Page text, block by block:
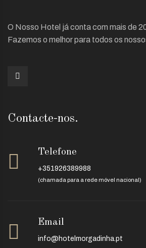
O Nosso Hotel já conta com mais de
Fazemos o melhor para todos os
Contacte-nos.
Telefone
+351926389988
(chamada para a rede móvel nacional)
Email
info@hotelmorgadinha.pt